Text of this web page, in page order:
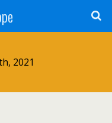
2021